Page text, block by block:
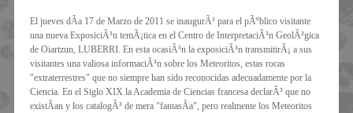
El jueves dÃ­a 17 de Marzo de 2011 se inaugurÃ³ para el pÃºblico visitante
una nueva ExposiciÃ³n temÃ¡tica en el Centro de InterpretaciÃ³n GeolÃ³gica
de Oiartzun, LUBERRI. En esta ocasiÃ³n la exposiciÃ³n transmitirÃ¡ a sus
visitantes una valiosa informaciÃ³n sobre los Meteoritos, estas rocas
"extraterrestres" que no siempre han sido reconocidas adecuadamente por la
Ciencia. En el Siglo XIX la Academia de Ciencias francesa declarÃ³ que no
existÃ­an y los catalogÃ³ de mera "fantasÃ­a", pero realmente los Meteoritos